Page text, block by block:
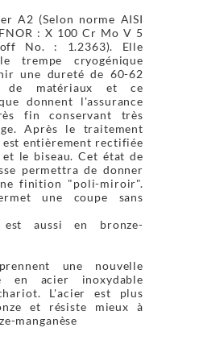
A2 (Selon norme AISI
: X 100 Cr Mo V 5
No. : 1.2363). Elle
trempe cryogénique
une dureté de 60-62
de matériaux et ce
donnent l'assurance
fin conservant très
Après le traitement
entièrement rectifiée
le biseau. Cet état de
permettra de donner
finition "poli-miroir".
une coupe sans
aussi en bronze-
une nouvelle
en acier inoxydable
L'acier est plus
et résiste mieux à
manganèse